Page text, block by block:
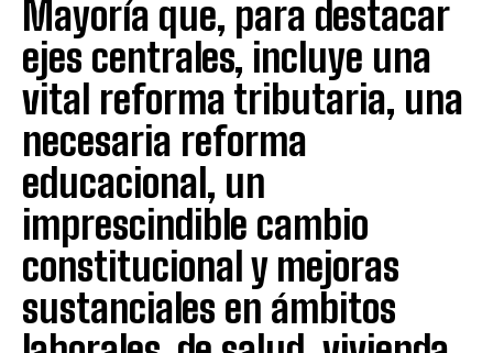
Mayoría que, para destacar
ejes centrales, incluye una
vital reforma tributaria, una
necesaria reforma
educacional, un
imprescindible cambio
constitucional y mejoras
sustanciales en ámbitos